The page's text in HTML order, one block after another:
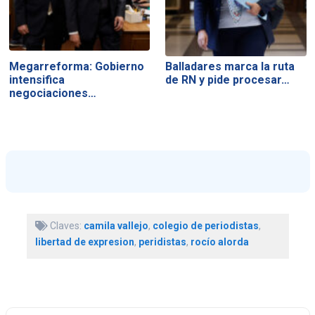
Megarreforma: Gobierno
intensifica
negociaciones…
Balladares marca la ruta
de RN y pide procesar…
Claves: camila vallejo, colegio de periodistas,
libertad de expresion, peridistas, rocío alorda